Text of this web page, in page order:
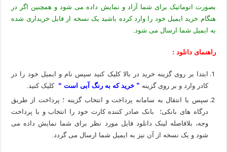
بصورت اتوماتیک برای شما آزاد و نمایش داده می شود و همچنین اگر در
هنگام خرید ایمیل خود را وارد کرده باشید یک نسخه از فایل خریداری شده
به ایمیل شما ارسال می شود.
راهنمای دانلود :
ابتدا بر روی گزینه خرید در بالا کلیک کنید سپس نام و ایمیل خود را در
کادر وارد و بر روی گزینه ” خرید که به رنگ آبی است “
کلیک کنید.
سپس با انتقال به سامانه پرداخت و انتخاب گزینه ؛ پرداخت از طریق
درگاه های بانکی؛ بانک صادر کننده کارت خود را انتخاب و با پرداخت
وجه، بلافاصله لینک دانلود فایل مورد نظر برای شما نمایش داده می
شود و یک نسخه از آن نیز به ایمیل شما ارسال می گردد.